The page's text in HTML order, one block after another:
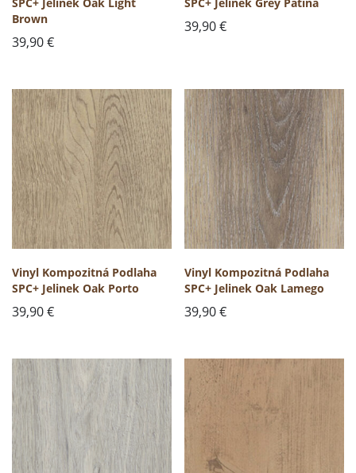
SPC+ Jelinek Oak Light
Brown
39,90€
SPC+ Jelinek Grey Patina
39,90€
Vinyl Kompozitná Podlaha
SPC+ Jelinek Oak Porto
39,90€
Vinyl Kompozitná Podlaha
SPC+ Jelinek Oak Lamego
39,90€